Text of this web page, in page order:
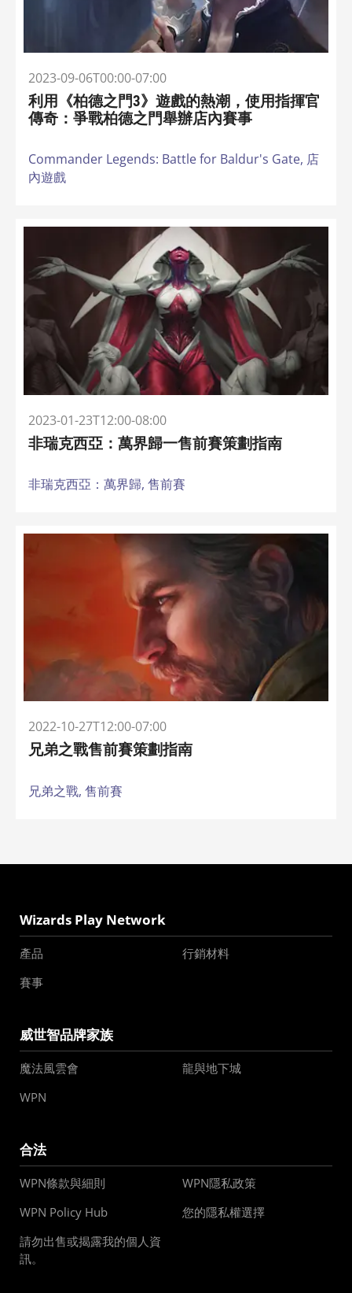
2023-09-06T00:00-07:00
利用《柏德之門3》遊戲的熱潮，使用指揮官
傳奇：爭戰柏德之門舉辦店內賽事
Commander Legends: Battle for Baldur's Gate, 店
內遊戲
2023-01-23T12:00-08:00
非瑞克西亞：萬界歸一售前賽策劃指南
非瑞克西亞：萬界歸, 售前賽
2022-10-27T12:00-07:00
兄弟之戰售前賽策劃指南
兄弟之戰, 售前賽
Wizards Play Network
產品
行銷材料
賽事
威世智品牌家族
魔法風雲會
龍與地下城
WPN
合法
WPN條款與細則
WPN隱私政策
WPN Policy Hub
您的隱私權選擇
請勿出售或揭露我的個人資
訊。